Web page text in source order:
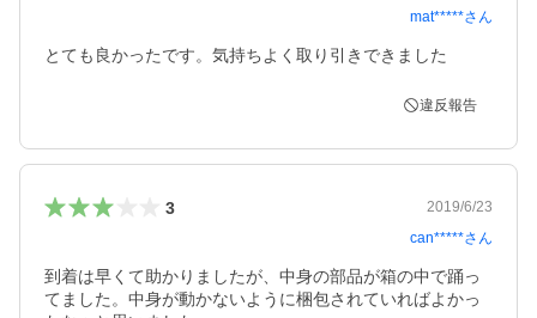
mat*****さん
とても良かったです。気持ちよく取り引きできました
違反報告
3
2019/6/23
can*****さん
到着は早くて助かりましたが、中身の部品が箱の中で踊っ
てました。中身が動かないように梱包されていればよかっ